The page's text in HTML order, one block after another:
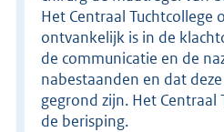
Het Centraal Tuchtcollege
ontvankelijk is in de
de communicatie en de
nabestaanden en dat
gegrond zijn. Het
de berisping.